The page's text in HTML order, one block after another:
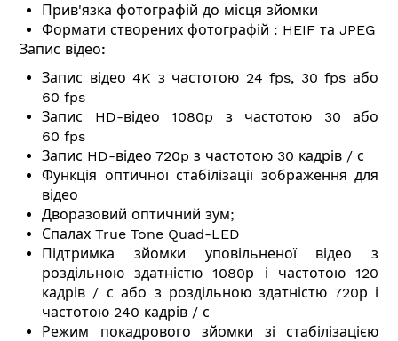
Прив'язка фотографій до місця зйомки
Формати створених фотографій : HEIF та JPEG
Запис відео:
Запис відео 4K з частотою 24 fps, 30 fps або
60 fps
Запис HD-відео 1080p з частотою 30 або
60 fps
Запис HD-відео 720p з частотою 30 кадрів / с
Функція оптичної стабілізації зображення для
відео
Дворазовий оптичний зум;
Спалах True Tone Quad-LED
Підтримка зйомки уповільненої відео з
роздільною здатністю 1080р і частотою 120
кадрів / с або з роздільною здатністю 720р і
частотою 240 кадрів / с
Режим покадрового зйомки зі стабілізацією